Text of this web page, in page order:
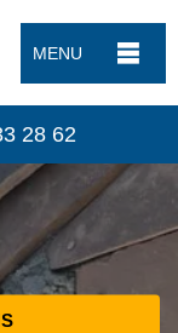
MENU
28 62